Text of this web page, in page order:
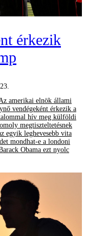
érkezik
amerikai elnök állami
vendégeként érkezik a
hív meg külföldi
megtiszteltetésnek
egyik leghevesebb vita
mondhat-e a londoni
Obama ezt nyolc